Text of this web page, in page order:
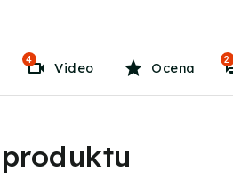
4
Video Ocena
2